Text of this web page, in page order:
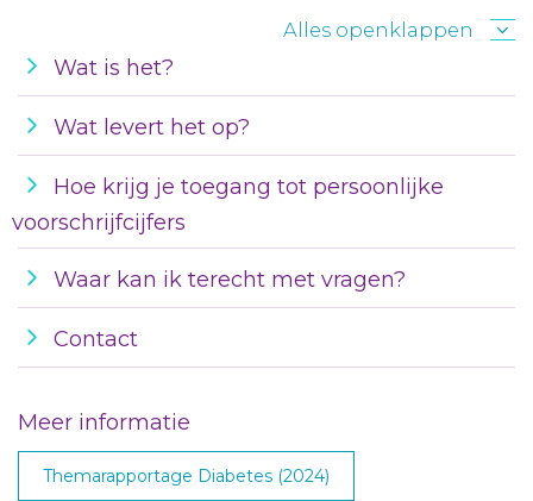
Alles openklappen
Wat is het?
Wat levert het op?
Hoe krijg je toegang tot persoonlijke
voorschrijfcijfers
Waar kan ik terecht met vragen?
Contact
Meer informatie
Themarapportage Diabetes (2024)